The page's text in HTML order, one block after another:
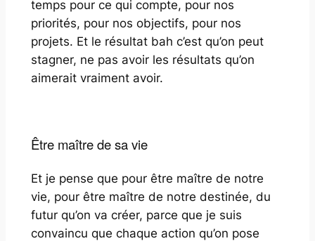
temps pour ce qui compte, pour nos
priorités, pour nos objectifs, pour nos
projets. Et le résultat bah c’est qu’on peut
stagner, ne pas avoir les résultats qu’on
aimerait vraiment avoir.
Être maître de sa vie
Et je pense que pour être maître de notre
vie, pour être maître de notre destinée, du
futur qu’on va créer, parce que je suis
convaincu que chaque action qu’on pose